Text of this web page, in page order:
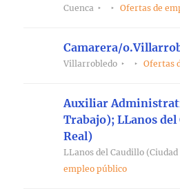
Cuenca Ofertas de
Camarera/
Villarrobledo Ofertas
Auxiliar
Trabajo); LLanos
Real)
LLanos del Caudillo (Ciudad
empleo público